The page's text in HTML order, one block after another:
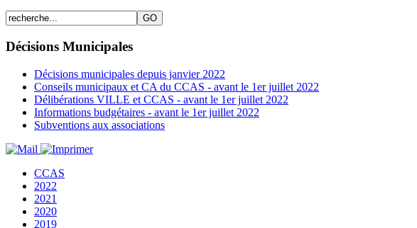
Décisions Municipales
Décisions municipales depuis janvier 2022
Conseils municipaux et CA du CCAS - avant le 1er juillet 2022
Délibérations VILLE et CCAS - avant le 1er juillet 2022
Informations budgétaires - avant le 1er juillet 2022
Subventions aux associations
CCAS
2022
2021
2020
2019